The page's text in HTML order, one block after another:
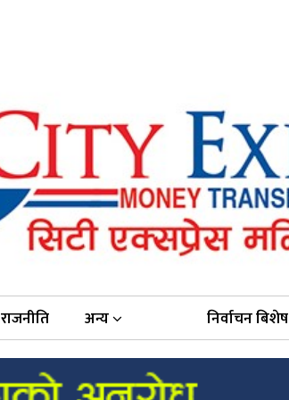
राजनीति अन्य निर्वाचन बिशेष